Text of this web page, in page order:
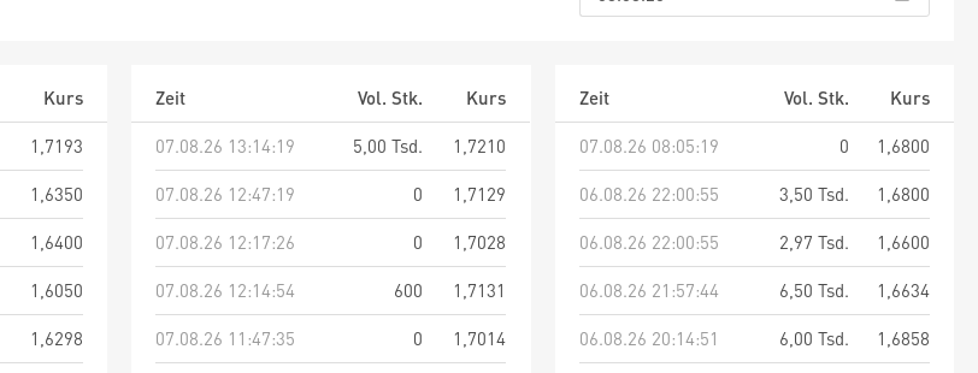
Kurs
1,7193
1,6350
1,6400
1,6050
1,6298
Zeit Vol. Stk.
Kurs
07.08.26 13:14:19
5,00 Tsd.
1,7210
07.08.26 12:47:19
0
1,7129
07.08.26 12:17:26
0
1,7028
07.08.26 12:14:54
600
1,7131
07.08.26 11:47:35
0
1,7014
Zeit Vol. Stk.
Kurs
07.08.26 08:05:19
0
1,6800
06.08.26 22:00:55
3,50 Tsd.
1,6800
06.08.26 22:00:55
2,97 Tsd.
1,6600
06.08.26 21:57:44
6,50 Tsd.
1,6634
06.08.26 20:14:51
6,00 Tsd.
1,6858